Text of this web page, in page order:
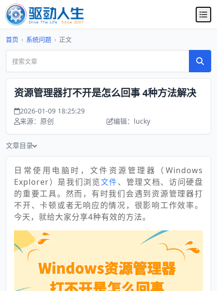
首页 › 系统问题 › 正文
资源管理器打不开是怎么回事 4种方法解决
2026-01-09 18:25:29
来源：原创
编辑：lucky
文章目录
日常使用电脑时，文件资源管理器（Windows
Explorer）是我们浏览文件、管理文档、访问硬盘
的重要工具。然而，有时我们会遇到资源管理器打
不开、卡顿或者无响应的情况，很影响工作效率。
今天，就给大家分享4种有效的方法。